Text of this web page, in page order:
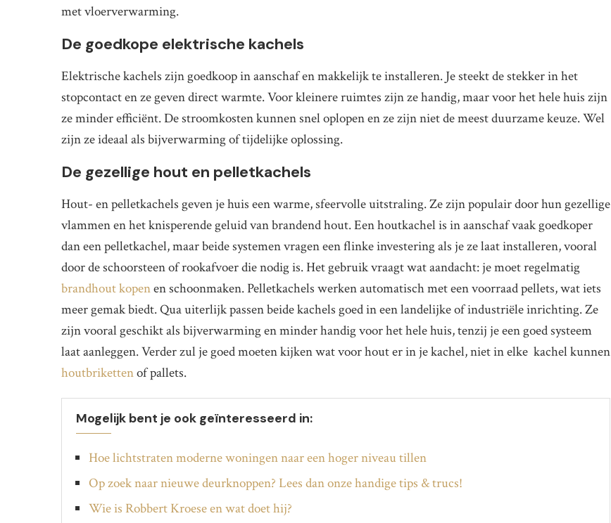
met vloerverwarming.
De goedkope elektrische kachels
Elektrische kachels zijn goedkoop in aanschaf en makkelijk te installeren. Je steekt de stekker in het
stopcontact en ze geven direct warmte. Voor kleinere ruimtes zijn ze handig, maar voor het hele huis zijn
ze minder efficiënt. De stroomkosten kunnen snel oplopen en ze zijn niet de meest duurzame keuze. Wel
zijn ze ideaal als bijverwarming of tijdelijke oplossing.
De gezellige hout en pelletkachels
Hout- en pelletkachels geven je huis een warme, sfeervolle uitstraling. Ze zijn populair door hun gezellige
vlammen en het knisperende geluid van brandend hout. Een houtkachel is in aanschaf vaak goedkoper
dan een pelletkachel, maar beide systemen vragen een flinke investering als je ze laat installeren, vooral
door de schoorsteen of rookafvoer die nodig is. Het gebruik vraagt wat aandacht: je moet regelmatig
brandhout kopenen schoonmaken. Pelletkachels werken automatisch met een voorraad pellets, wat iets
meer gemak biedt. Qua uiterlijk passen beide kachels goed in een landelijke of industriële inrichting. Ze
zijn vooral geschikt als bijverwarming en minder handig voor het hele huis, tenzij je een goed systeem
laat aanleggen. Verder zul je goed moeten kijken wat voor hout er in je kachel, niet in elke kachel kunnen
houtbrikettenof pallets.
Mogelijk bent je ook geïnteresseerd in:
Hoe lichtstraten moderne woningen naar een hoger niveau tillen
Op zoek naar nieuwe deurknoppen? Lees dan onze handige tips & trucs!
Wie is Robbert Kroese en wat doet hij?